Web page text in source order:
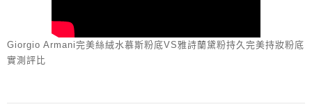
Giorgio Armani完美絲絨水慕斯粉底VS雅詩蘭黛粉持久完美持妝粉底
實測評比